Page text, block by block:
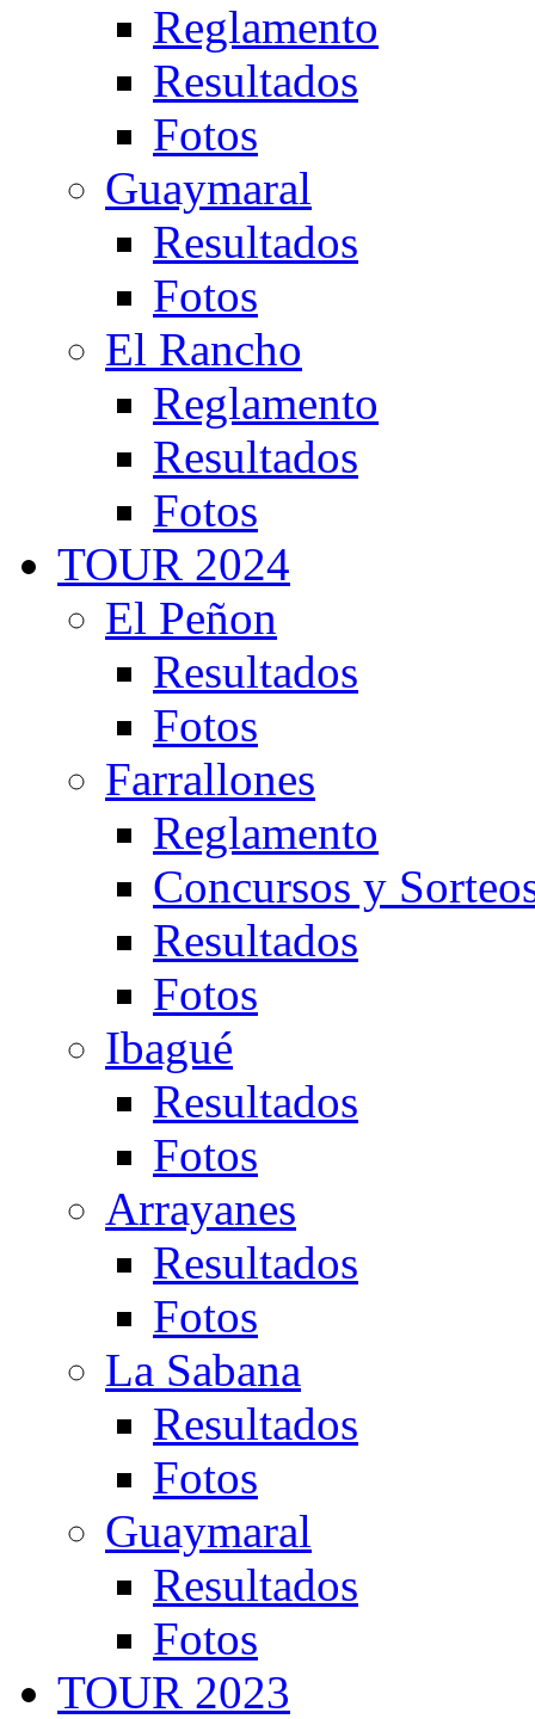
Reglamento
Resultados
Fotos
Guaymaral
Resultados
Fotos
El Rancho
Reglamento
Resultados
Fotos
TOUR 2024
El Peñon
Resultados
Fotos
Farrallones
Reglamento
Concursos y
Resultados
Fotos
Ibagué
Resultados
Fotos
Arrayanes
Resultados
Fotos
La Sabana
Resultados
Fotos
Guaymaral
Resultados
Fotos
TOUR 2023